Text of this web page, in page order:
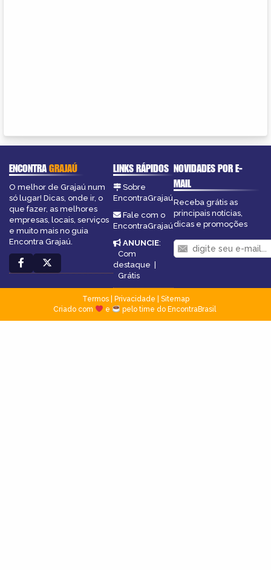
ENCONTRAGRAJAÚ
O melhor de Grajaú num
só lugar! Dicas, onde ir, o
que fazer, as melhores
empresas, locais, serviços
e muito mais no guia
Encontra Grajaú.
LINKS RÁPIDOS
Sobre
EncontraGrajaú
Fale com o
EncontraGrajaú
ANUNCIE:
Com
destaque |
Grátis
NOVIDADES POR E-
MAIL
Receba grátis as
principais notícias,
dicas e promoções
Termos| Privacidade
Sitemap
Criado com
e pelo time do EncontraBrasil